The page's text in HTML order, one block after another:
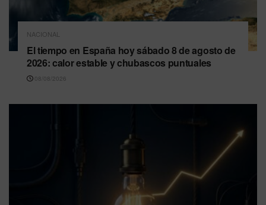
NACIONAL
El tiempo en España hoy sábado 8 de agosto de
2026: calor estable y chubascos puntuales
08/08/2026